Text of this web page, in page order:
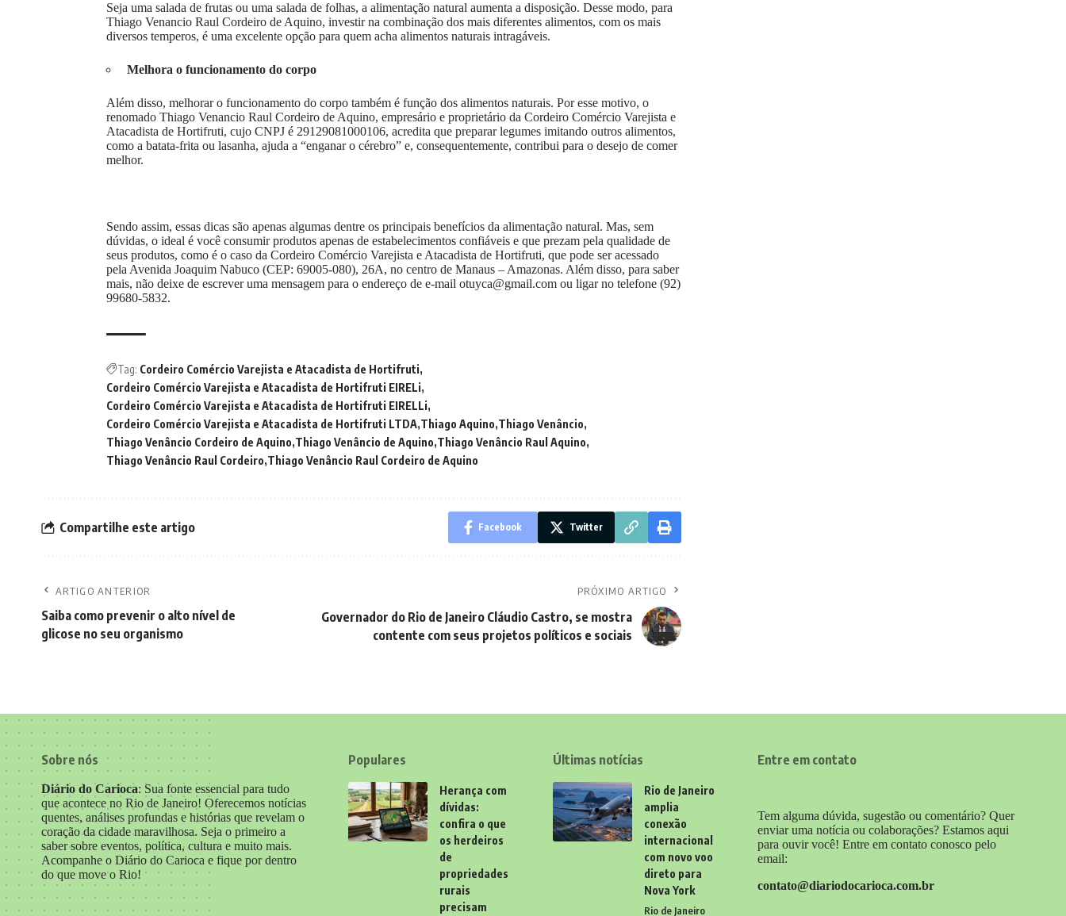
Seja uma salada de frutas ou uma salada de folhas, a alimentação natural aumenta a disposição. Desse modo, para
Thiago Venancio Raul Cordeiro de Aquino, investir na combinação dos mais diferentes alimentos, com os mais
diversos temperos, é uma excelente opção para quem acha alimentos naturais intragáveis.
Melhora o funcionamento do corpo
Além disso, melhorar o funcionamento do corpo também é função dos alimentos naturais. Por esse motivo, o
renomado Thiago Venancio Raul Cordeiro de Aquino, empresário e proprietário da Cordeiro Comércio Varejista e
Atacadista de Hortifruti, cujo CNPJ é 29129081000106, acredita que preparar legumes imitando outros alimentos,
como a batata-frita ou lasanha, ajuda a “enganar o cérebro” e, consequentemente, contribui para o desejo de comer
melhor.
Sendo assim, essas dicas são apenas algumas dentre os principais benefícios da alimentação natural. Mas, sem
dúvidas, o ideal é você consumir produtos apenas de estabelecimentos confiáveis e que prezam pela qualidade de
seus produtos, como é o caso da Cordeiro Comércio Varejista e Atacadista de Hortifruti, que pode ser acessado
pela Avenida Joaquim Nabuco (CEP: 69005-080), 26A, no centro de Manaus – Amazonas. Além disso, para saber
mais, não deixe de escrever uma mensagem para o endereço de e-mail otuyca@gmail.com ou ligar no telefone (92)
99680-5832.
Tag: Cordeiro Comércio Varejista e Atacadista de Hortifruti
Cordeiro Comércio Varejista e Atacadista de Hortifruti EIRELi
Cordeiro Comércio Varejista e Atacadista de Hortifruti EIRELLi
Cordeiro Comércio Varejista e Atacadista de Hortifruti LTDA Thiago Aquino Thiago Venâncio
Thiago Venâncio Cordeiro de Aquino Thiago Venâncio de Aquino Thiago Venâncio Raul Aquino
Thiago Venâncio Raul Cordeiro Thiago Venâncio Raul Cordeiro de Aquino
Compartilhe este artigo Facebook Twitter
ARTIGO ANTERIOR
Saiba como prevenir o alto nível de
glicose no seu organismo
PRÓXIMO ARTIGO
Governador do Rio de Janeiro Cláudio Castro, se mostra
contente com seus projetos políticos e sociais
Sobre nós
Diário do Carioca: Sua fonte essencial para tudo
que acontece no Rio de Janeiro! Oferecemos notícias
quentes, análises profundas e histórias que revelam o
coração da cidade maravilhosa. Seja o primeiro a
saber sobre eventos, política, cultura e muito mais.
Acompanhe o Diário do Carioca e fique por dentro
do que move o Rio!
Populares
Herança com
dívidas:
confira o que
os herdeiros
de
propriedades
rurais
precisam
Últimas notícias
Rio de Janeiro
amplia
conexão
internacional
com novo voo
direto para
Nova York
Rio de Janeiro
Entre em contato
Tem alguma dúvida, sugestão ou comentário? Quer
enviar uma notícia ou colaborações? Estamos aqui
para ouvir você! Entre em contato conosco pelo
email:
contato@diariodocarioca.com.br